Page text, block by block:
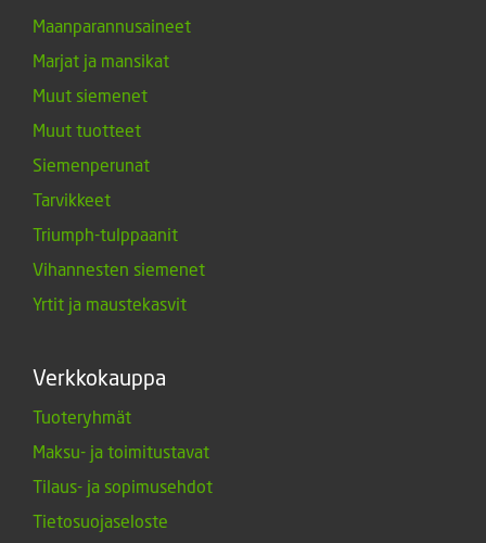
Maanparannusaineet
Marjat ja mansikat
Muut siemenet
Muut tuotteet
Siemenperunat
Tarvikkeet
Triumph-tulppaanit
Vihannesten siemenet
Yrtit ja maustekasvit
Verkkokauppa
Tuoteryhmät
Maksu- ja toimitustavat
Tilaus- ja sopimusehdot
Tietosuojaseloste